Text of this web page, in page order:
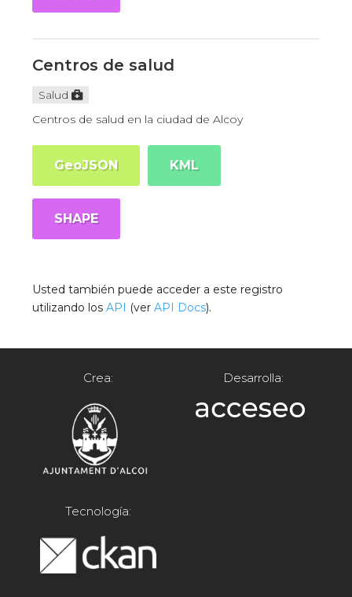
Centros de salud
Salud
Centros de salud en la ciudad de Alcoy
GeoJSON KML
SHAPE
Usted también puede acceder a este registro
utilizando losAPI (verAPI Docs).
Crea: Desarrolla:
Tecnología: